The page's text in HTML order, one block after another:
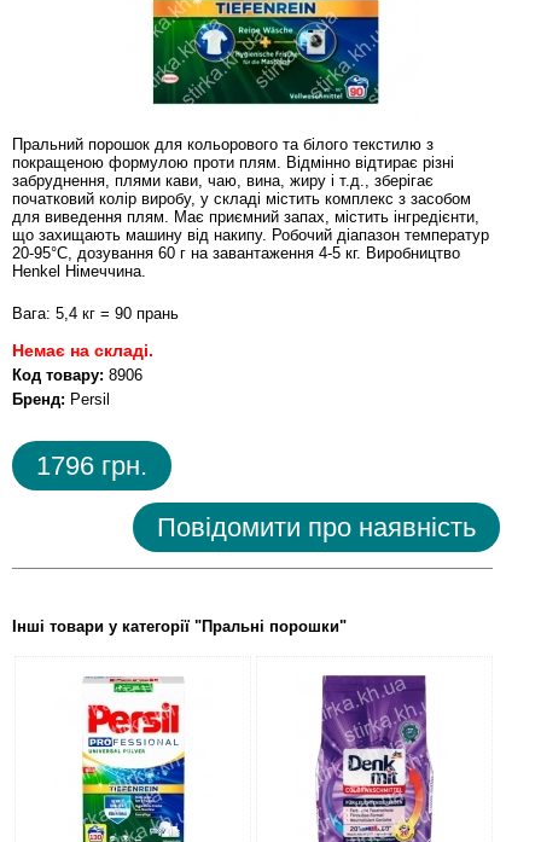
Пральний порошок для кольорового та білого текстилю з
покращеною формулою проти плям. Відмінно відтирає різні
забруднення, плями кави, чаю, вина, жиру і т.д., зберігає
початковий колір виробу, у складі містить комплекс з засобом
для виведення плям. Має приємний запах, містить інгредієнти,
що захищають машину від накипу. Робочий діапазон температур
20-95°С, дозування 60 г на завантаження 4-5 кг. Виробництво
Henkel Німеччина.
Вага: 5,4 кг = 90 прань
Немає на складі.
Код товару: 8906
Бренд: Persil
1796 грн.
Повідомити про наявність
Інші товари у категорії "Пральнi порошки"